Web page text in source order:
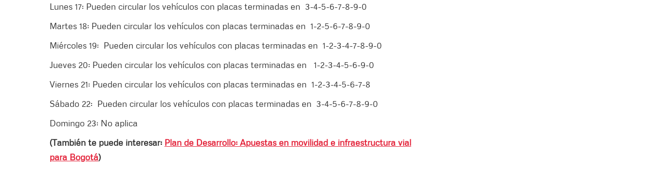
Lunes 17: Pueden circular los vehículos con placas terminadas en 3-4-5-6-7-8-9-0
Martes 18: Pueden circular los vehículos con placas terminadas en 1-2-5-6-7-8-9-0
Miércoles 19: Pueden circular los vehículos con placas terminadas en 1-2-3-4-7-8-9-0
Jueves 20: Pueden circular los vehículos con placas terminadas en 1-2-3-4-5-6-9-0
Viernes 21: Pueden circular los vehículos con placas terminadas en 1-2-3-4-5-6-7-8
Sábado 22: Pueden circular los vehículos con placas terminadas en 3-4-5-6-7-8-9-0
Domingo 23: No aplica
(También te puede interesar: Plan de Desarrollo: Apuestas en movilidad e infraestructura vial
para Bogotá)